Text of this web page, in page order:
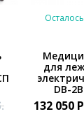
для
DB-
132 050